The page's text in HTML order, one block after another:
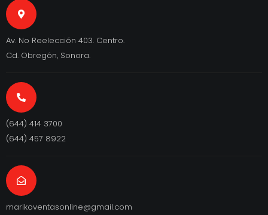
Av. No Reelección 403. Centro.
Cd. Obregón, Sonora.
(644) 414 3700
(644) 457 8922
marikoventasonline@gmail.com